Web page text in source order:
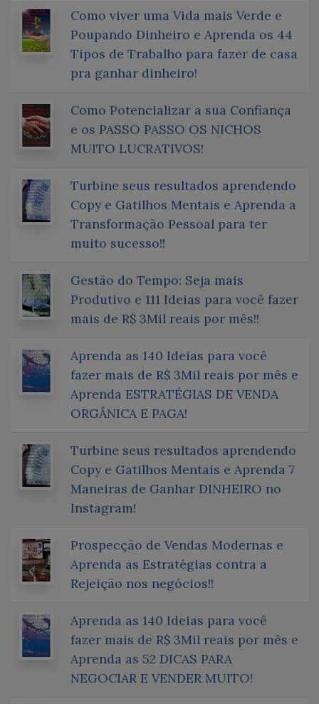
Como viver uma Vida mais Verde e
Poupando Dinheiro e Aprenda os 44
Tipos de Trabalho para fazer de casa
pra ganhar dinheiro!
Como Potencializar a sua Confiança
e os PASSO PASSO OS NICHOS
MUITO LUCRATIVOS!
Turbine seus resultados aprendendo
Copy e Gatilhos Mentais e Aprenda a
Transformação Pessoal para ter
muito sucesso!!
Gestão do Tempo: Seja mais
Produtivo e 111 Ideias para você fazer
mais de R$ 3Mil reais por mês!!
Aprenda as 140 Ideias para você
fazer mais de R$ 3Mil reais por mês e
Aprenda ESTRATÉGIAS DE VENDA
ORGÂNICA E PAGA!
Turbine seus resultados aprendendo
Copy e Gatilhos Mentais e Aprenda 7
Maneiras de Ganhar DINHEIRO no
Instagram!
Prospecção de Vendas Modernas e
Aprenda as Estratégias contra a
Rejeição nos negócios!!
Aprenda as 140 Ideias para você
fazer mais de R$ 3Mil reais por mês e
Aprenda as 52 DICAS PARA
NEGOCIAR E VENDER MUITO!